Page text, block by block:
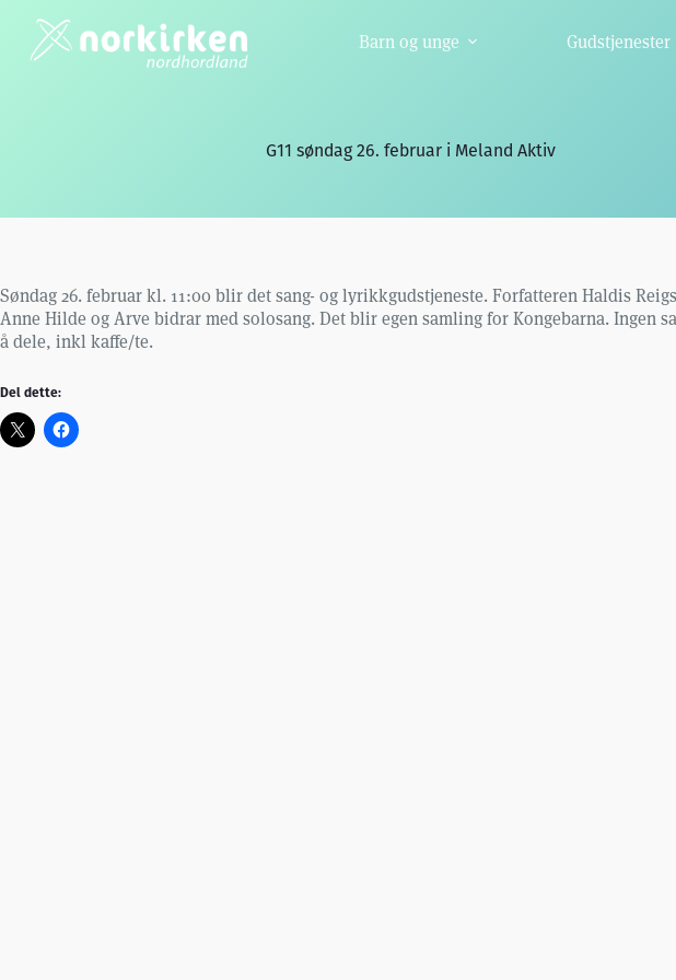
innholdet
Barn og unge Gudstjenester
G11 søndag 26. februar i Meland Aktiv
Søndag 26. februar kl. 11:00 blir det sang- og lyrikkgudstjeneste. Forfatteren Haldis
Anne Hilde og Arve bidrar med solosang. Det blir egen samling for Kongebarna. Ingen
å dele, inkl kaffe/te.
Del dette: